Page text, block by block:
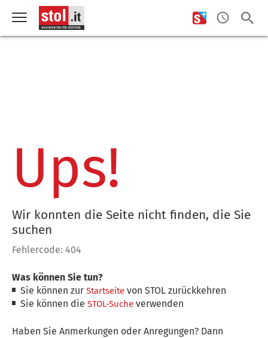
Ups!
Wir konnten die Seite nicht finden, die Sie
suchen
Fehlercode: 404
Was können Sie tun?
Sie können zurStartseite von STOL zurückkehren
Sie können dieSTOL-Suche verwenden
Haben Sie Anmerkungen oder Anregungen? Dann